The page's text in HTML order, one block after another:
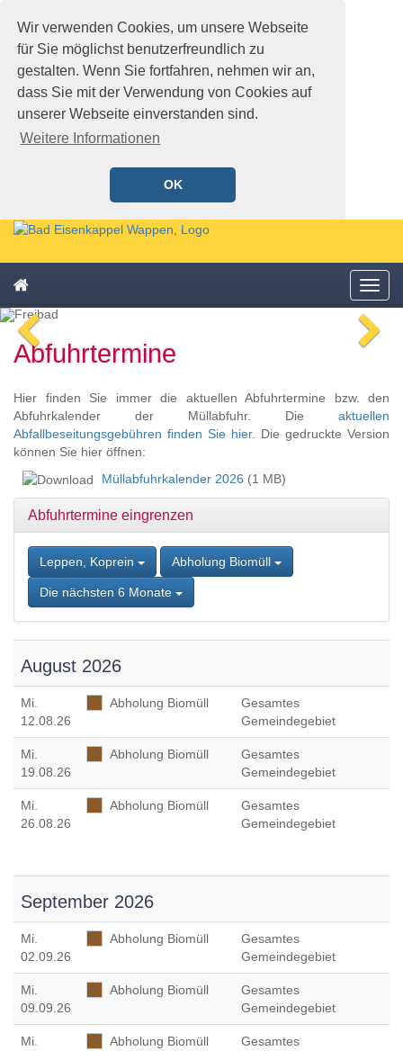
Wir verwenden Cookies, um unsere Webseite
für Sie möglichst benutzerfreundlich zu
gestalten. Wenn Sie fortfahren, nehmen wir an,
dass Sie mit der Verwendung von Cookies auf
unserer Webseite einverstanden sind.
Weitere Informationen
OK
Schnellmenü
Zur
springen,
Accesskey
Zur
Hauptnavigation
springen,
Zur
Kontaktseite
springen,
Accesskey
Sitemap
springen,
Accesskey
Schnellmenü
zurück
Menü
Bild
Zum
Schnellmenü
zurück
Abfuhrtermine
Hier finden Sie immer die aktuellen Abfuhrtermine bzw. den
Abfuhrkalender der Müllabfuhr. Die aktuellen
Abfallbeseitungsgebühren finden Sie hier. Die gedruckte Version
können Sie hier öffnen:
Müllabfuhrkalender 2026 (1 MB)
Abfuhrtermine eingrenzen
Leppen, Koprein Abholung Biomüll
Die nächsten 6 Monate
August 2026
Mi.
12.08.26
Abholung Biomüll
Gesamtes
Gemeindegebiet
Mi.
19.08.26
Abholung Biomüll
Gesamtes
Gemeindegebiet
Mi.
26.08.26
Abholung Biomüll
Gesamtes
Gemeindegebiet
September 2026
Mi.
02.09.26
Abholung Biomüll
Gesamtes
Gemeindegebiet
Mi.
09.09.26
Abholung Biomüll
Gesamtes
Gemeindegebiet
Mi.
Abholung Biomüll
Gesamtes